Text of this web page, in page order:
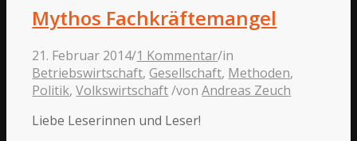
Mythos Fachkräftemangel
21. Februar 2014/1 Kommentar/in
Betriebswirtschaft,Gesellschaft, Methoden,
Politik,Volkswirtschaft /vonAndreas Zeuch
Liebe Leserinnen und Leser!